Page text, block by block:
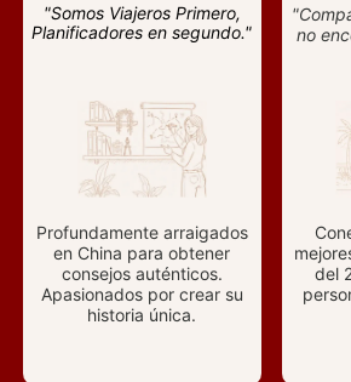
"Somos Viajeros Primero,
Planificadores en segundo."
Profundamente arraigados
en China para obtener
consejos auténticos.
Apasionados por crear su
historia única.
no
del